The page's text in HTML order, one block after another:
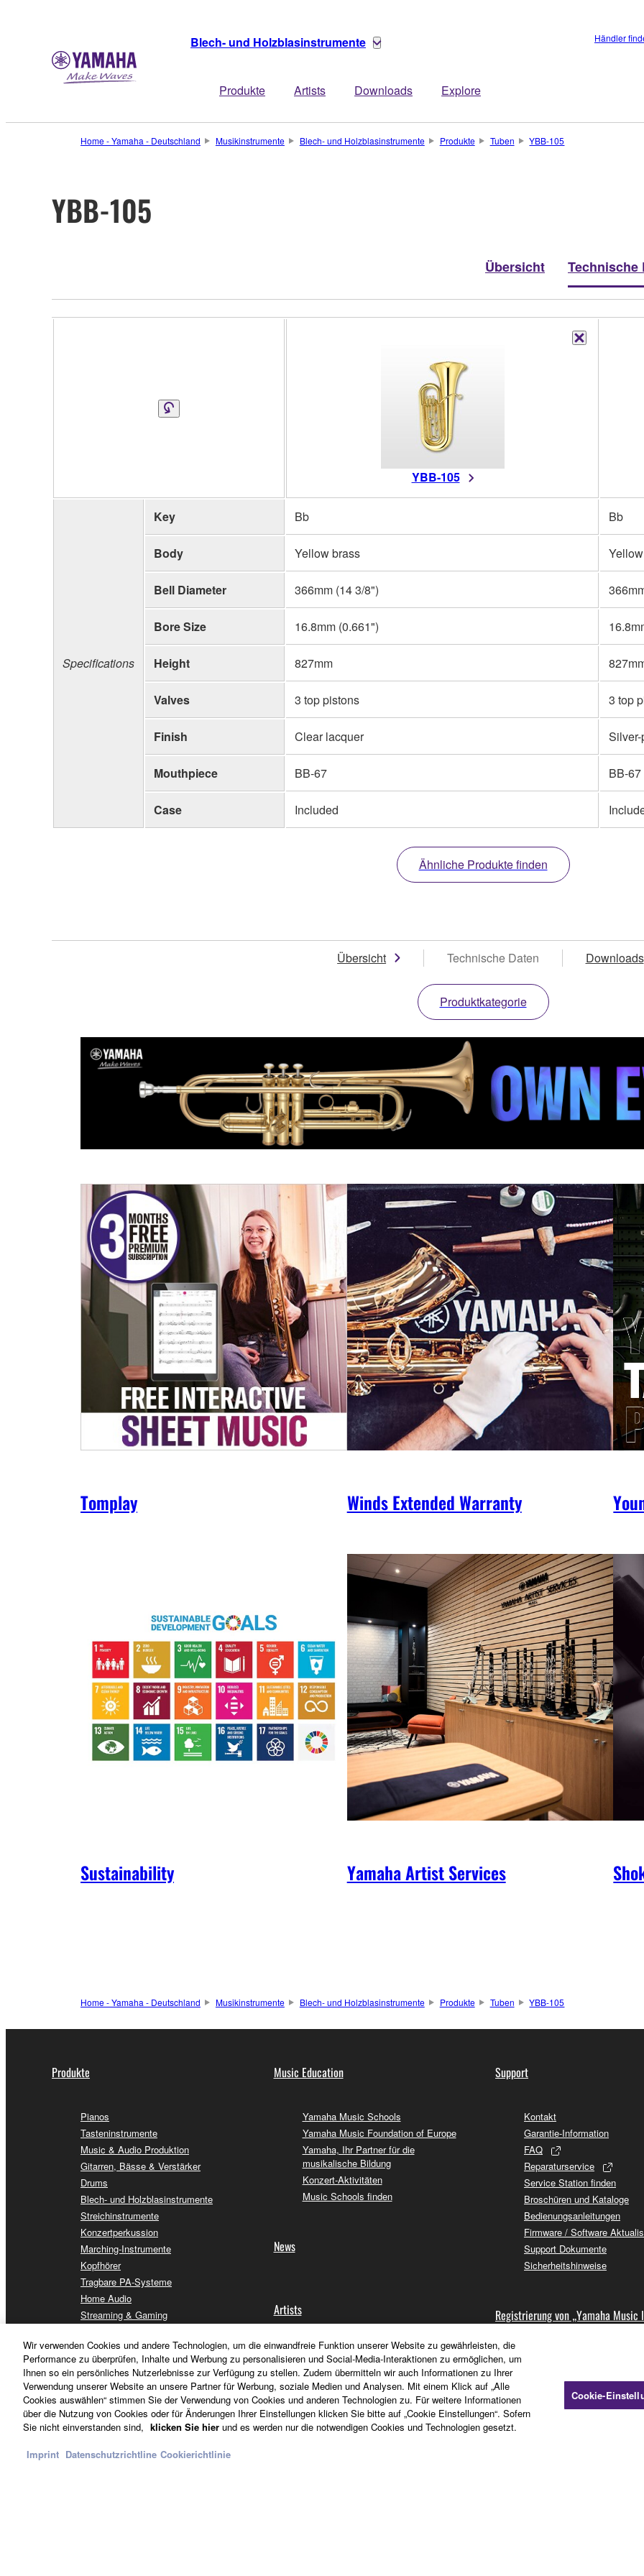
Blech- und Holzblasinstrumente
Produkte Artists Downloads Explore
Händler
Home - Yamaha - Deutschland Musikinstrumente Blech- und Holzblasinstrumente Produkte Tuben YBB-105
YBB-105
Übersicht Technische
YBB-105
Specifications
Key Bb Bb
Body Yellow brass
Bell Diameter 366mm (14 3/8")
Bore Size 16.8mm (0.661")
Height 827mm
Valves 3 top pistons 3 top
Finish Clear lacquer
Mouthpiece BB-67 BB-67
Case Included
Ähnliche Produkte finden
Übersicht Technische Daten Downloads
Produktkategorie
Tomplay Winds Extended Warranty
Sustainability Yamaha Artist Services
Home - Yamaha - Deutschland Musikinstrumente Blech- und Holzblasinstrumente Produkte Tuben YBB-105
Produkte
Pianos
Tasteninstrumente
Music & Audio Produktion
Gitarren, Bässe & Verstärker
Drums
Blech- und Holzblasinstrumente
Streichinstrumente
Konzertperkussion
Marching-Instrumente
Kopfhörer
Tragbare PA-Systeme
Home Audio
Streaming & Gaming
Apps für iOS & Android™
Music Education
Yamaha Music Schools
Yamaha Music Foundation of Europe
Yamaha, Ihr Partner für die
musikalische Bildung
Konzert-Aktivitäten
Music Schools finden
News
Artists
Händler finden
Support
Kontakt
Garantie-Information
FAQ
Reparaturservice
Service Station finden
Broschüren und Kataloge
Bedienungsanleitungen
Firmware / Software
Support Dokumente
Sicherheitshinweise
Registrierung von „Yamaha Music
Häufig gestellte Fragen zur
Mitgliedschaft
Deutschland - German
Wir verwenden Cookies und andere Technologien, um die einwandfreie Funktion unserer Website zu gewährleisten, die
Performance zu überprüfen, Inhalte und Werbung zu personalisieren und Social-Media-Interaktionen zu ermöglichen, um
Ihnen so ein persönliches Nutzerlebnisse zur Verfügung zu stellen. Zudem übermitteln wir auch Informationen zu Ihrer
Verwendung unserer Website an unsere Partner für Werbung, soziale Medien und Analysen. Mit einem Klick auf „Alle
Cookies auswählen“ stimmen Sie der Verwendung von Cookies und anderen Technologien zu. Für weitere Informationen
über die Nutzung von Cookies oder für Änderungen Ihrer Einstellungen klicken Sie bitte auf „Cookie Einstellungen“. Sofern
Sie nicht einverstanden sind, klicken Sie hier und es werden nur die notwendigen Cookies und Technologien gesetzt.
Imprint Datenschutzrichtline Cookierichtlinie
Cookie-